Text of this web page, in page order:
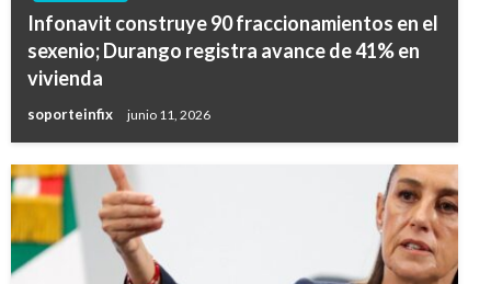
Infonavit construye 90 fraccionamientos en el
sexenio; Durango registra avance de 41% en
vivienda
soporteinfix junio 11, 2026